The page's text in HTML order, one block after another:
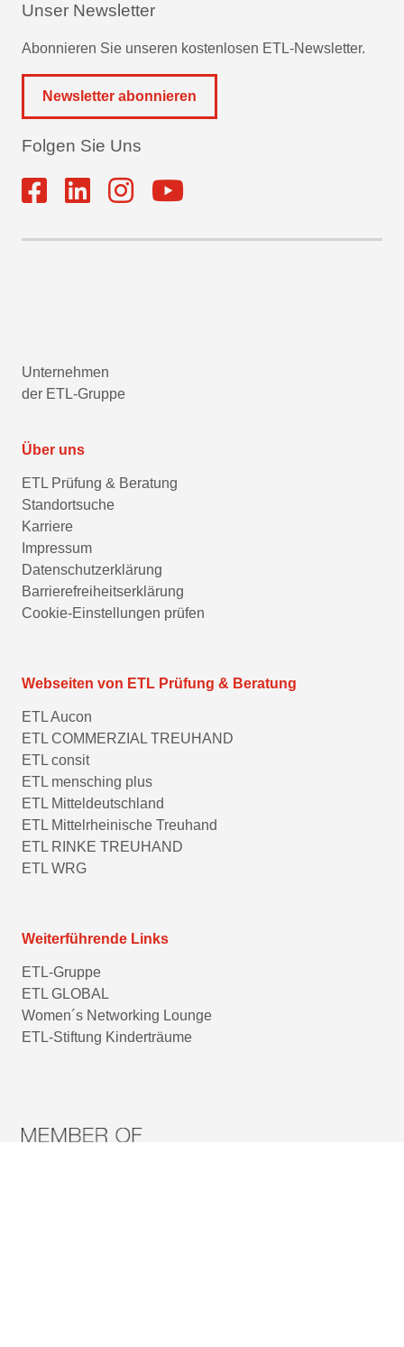
Unser Newsletter
Abonnieren Sie unseren kostenlosen ETL-Newsletter.
Newsletter abonnieren
Folgen Sie Uns
Unternehmen
der ETL-Gruppe
Über uns
ETL Prüfung & Beratung
Standortsuche
Karriere
Impressum
Datenschutzerklärung
Barrierefreiheitserklärung
Cookie-Einstellungen prüfen
Webseiten von ETL Prüfung & Beratung
ETL Aucon
ETL COMMERZIAL TREUHAND
ETL consit
ETL mensching plus
ETL Mitteldeutschland
ETL Mittelrheinische Treuhand
ETL RINKE TREUHAND
ETL WRG
Weiterführende Links
ETL-Gruppe
ETL GLOBAL
Women´s Networking Lounge
ETL-Stiftung Kinderträume